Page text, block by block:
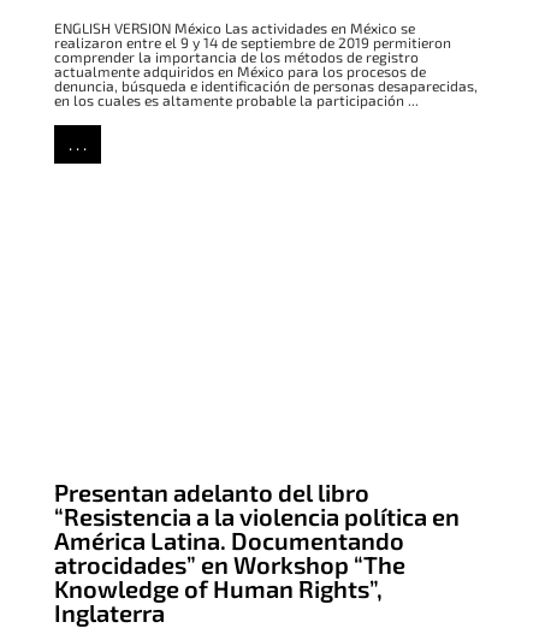
ENGLISH VERSION México Las actividades en México se
realizaron entre el 9 y 14 de septiembre de 2019 permitieron
comprender la importancia de los métodos de registro
actualmente adquiridos en México para los procesos de
denuncia, búsqueda e identificación de personas desaparecidas,
en los cuales es altamente probable la participación ...
. . .
Presentan adelanto del libro
“Resistencia a la violencia política en
América Latina. Documentando
atrocidades” en Workshop “The
Knowledge of Human Rights”,
Inglaterra